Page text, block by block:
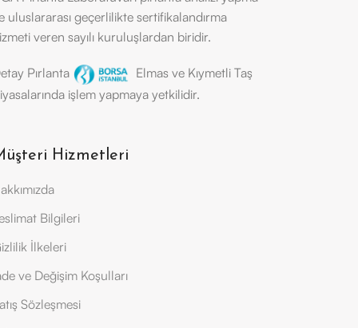
uluslararası geçerlilikte sertifikalandırma
veren sayılı kuruluşlardan biridir.
Pırlanta
Elmas ve Kıymetli Taş
işlem yapmaya yetkilidir.
Hizmetleri
Bilgileri
İlkeleri
ve Değişim Koşulları
Sözleşmesi